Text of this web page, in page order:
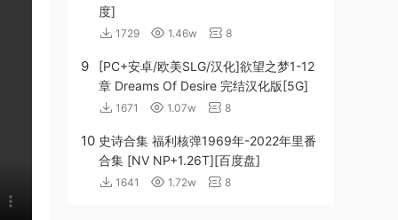
度]
1729 1.46w 8
9
[PC+安卓/欧美SLG/汉化]欲望之梦1-12
章 Dreams Of Desire 完结汉化版[5G]
1671 1.07w 8
10 史诗合集 福利核弹1969年-2022年里番
合集 [NV NP+1.26T][百度盘]
1641 1.72w 8